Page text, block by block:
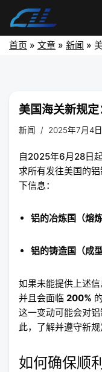
首页 » 文章 » 新闻 »
美国海关新规
新闻 2025年7月4日
自2025年6月28日
求所有发往美国的
下信息：
铝的冶炼国（熔
铝的铸造国（成
如果未能提供上述信
并且会面临 200%
这一变动可能会对
此，了解并遵守新规
如何确保顺